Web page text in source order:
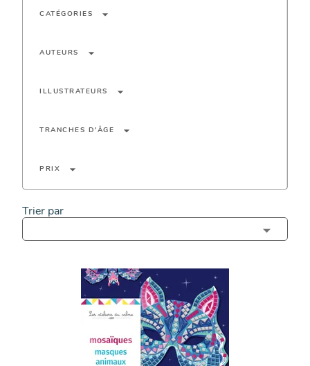
CATÉGORIES arrow_drop_down
AUTEURS arrow_drop_down
ILLUSTRATEURS arrow_drop_down
TRANCHES D'ÂGE arrow_drop_down
PRIX arrow_drop_down
Trier par